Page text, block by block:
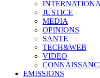
JUSTICE
MEDIA
OPINIONS
SANTE
TECH&WEB
VIDEO
EMISSIONS